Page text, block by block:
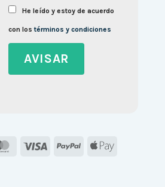
He leído y estoy de acuerdo
con lostérminos y condiciones
MasterCard
Visa PayPal Apple